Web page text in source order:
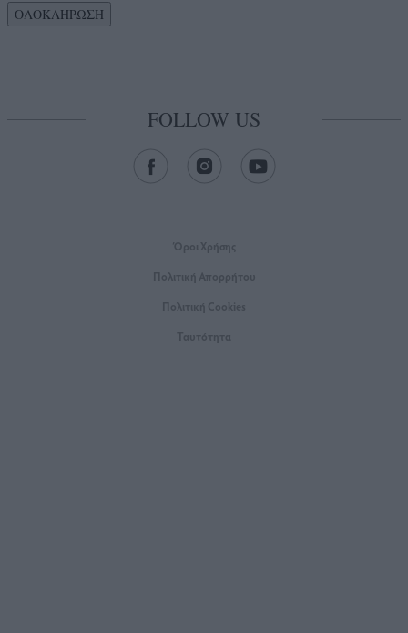
ΟΛΟΚΛΗΡΩΣΗ
FOLLOW US
Όροι Xρήσης
Πολιτική Απορρήτου
Πολιτική Cookies
Ταυτότητα